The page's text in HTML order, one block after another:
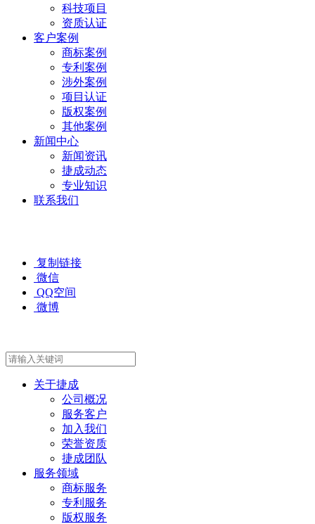
科技项目
资质认证
客户案例
商标案例
专利案例
涉外案例
项目认证
版权案例
其他案例
新闻中心
新闻资讯
捷成动态
专业知识
联系我们
复制链接
微信
QQ空间
微博
关于捷成
公司概况
服务客户
加入我们
荣誉资质
捷成团队
服务领域
商标服务
专利服务
版权服务